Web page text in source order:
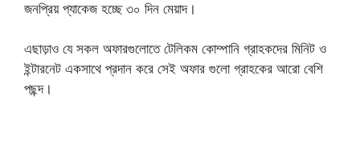
জনপ্রিয় প্যাকেজ হচ্ছে ৩০ দিন মেয়াদ।
এছাড়াও যে সকল অফারগুলোতে টেলিকম কোম্পানি গ্রাহকদের মিনিট ও
ইন্টারনেট একসাথে প্রদান করে সেই অফার গুলো গ্রাহকের আরো বেশি
পছন্দ।